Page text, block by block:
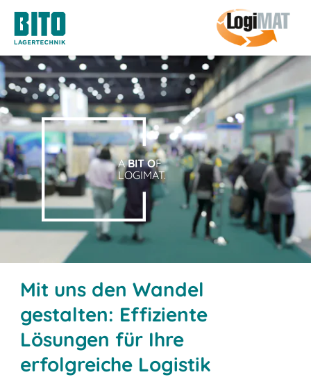
ABIT OF
LOGIMAT.
Mit uns den Wandel
gestalten: Effiziente
Lösungen für Ihre
erfolgreiche Logistik